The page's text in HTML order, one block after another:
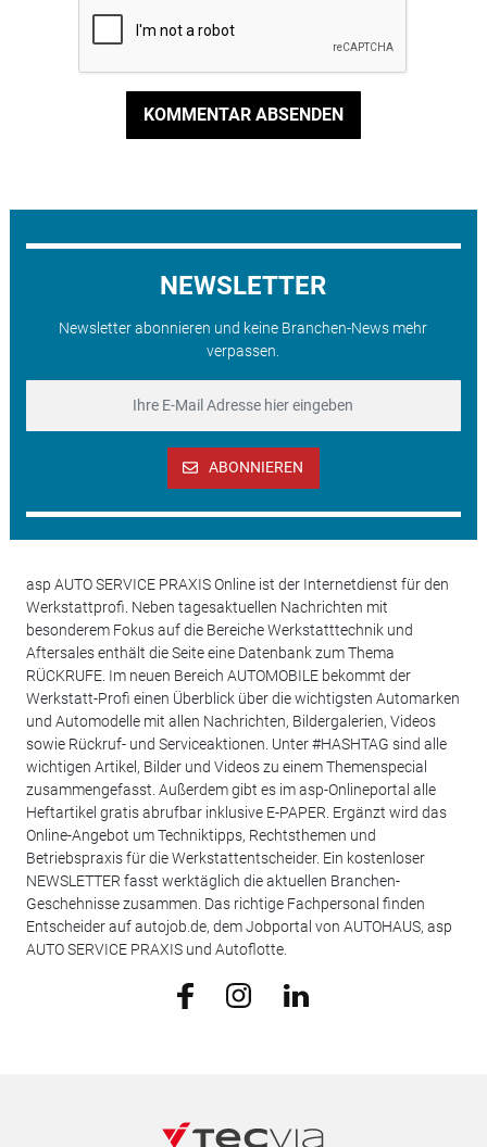
KOMMENTAR ABSENDEN
NEWSLETTER
Newsletter abonnieren und keine Branchen-News mehr
verpassen.
ABONNIEREN
asp AUTO SERVICE PRAXIS Online ist der Internetdienst für den
Werkstattprofi. Neben tagesaktuellen Nachrichten mit
besonderem Fokus auf die Bereiche Werkstatttechnik und
Aftersales enthält die Seite eine Datenbank zum Thema
RÜCKRUFE. Im neuen Bereich AUTOMOBILE bekommt der
Werkstatt-Profi einen Überblick über die wichtigsten Automarken
und Automodelle mit allen Nachrichten, Bildergalerien, Videos
sowie Rückruf- und Serviceaktionen. Unter #HASHTAG sind alle
wichtigen Artikel, Bilder und Videos zu einem Themenspecial
zusammengefasst. Außerdem gibt es im asp-Onlineportal alle
Heftartikel gratis abrufbar inklusive E-PAPER. Ergänzt wird das
Online-Angebot um Techniktipps, Rechtsthemen und
Betriebspraxis für die Werkstattentscheider. Ein kostenloser
NEWSLETTER fasst werktäglich die aktuellen Branchen-
Geschehnisse zusammen. Das richtige Fachpersonal finden
Entscheider auf autojob.de, dem Jobportal von AUTOHAUS, asp
AUTO SERVICE PRAXIS und Autoflotte.